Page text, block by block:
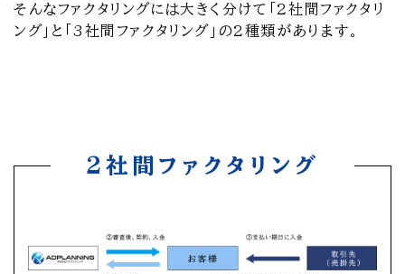
そんなファクタリングには大きく分けて「2社間ファクタリ
ング」と「3社間ファクタリング」の2種類があります。
2社間ファクタリング